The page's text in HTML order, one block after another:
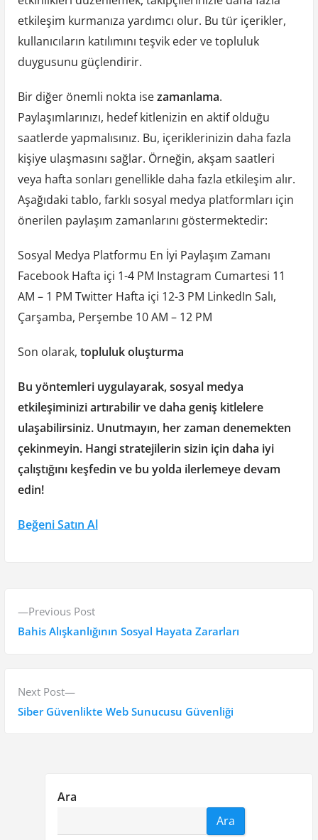
etkileşim kurmanıza yardımcı olur. Bu tür içerikler,
kullanıcıların katılımını teşvik eder ve topluluk
duygusunu güçlendirir.
Bir diğer önemli nokta isezamanlama.
Paylaşımlarınızı, hedef kitlenizin en aktif olduğu
saatlerde yapmalısınız. Bu, içeriklerinizin daha fazla
kişiye ulaşmasını sağlar. Örneğin, akşam saatleri
veya hafta sonları genellikle daha fazla etkileşim alır.
Aşağıdaki tablo, farklı sosyal medya platformları için
önerilen paylaşım zamanlarını göstermektedir:
Sosyal Medya Platformu En İyi Paylaşım Zamanı
Facebook Hafta içi 1-4 PM Instagram Cumartesi 11
AM – 1 PM Twitter Hafta içi 12-3 PM LinkedIn Salı,
Çarşamba, Perşembe 10 AM – 12 PM
Son olarak, topluluk oluşturma
Bu yöntemleri uygulayarak, sosyal medya
etkileşiminizi artırabilir ve daha geniş kitlelere
ulaşabilirsiniz. Unutmayın, her zaman denemekten
çekinmeyin. Hangi stratejilerin sizin için daha iyi
çalıştığını keşfedin ve bu yolda ilerlemeye devam
edin!
Beğeni Satın Al
Previous PostP
r
o
Bahis Alışkanlığının Sosyal Hayata Zararları
Next Post
N
e
Siber Güvenlikte Web Sunucusu Güvenliği
Ara
Ara